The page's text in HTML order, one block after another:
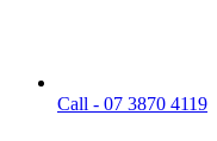
Call - 07 3870 4119